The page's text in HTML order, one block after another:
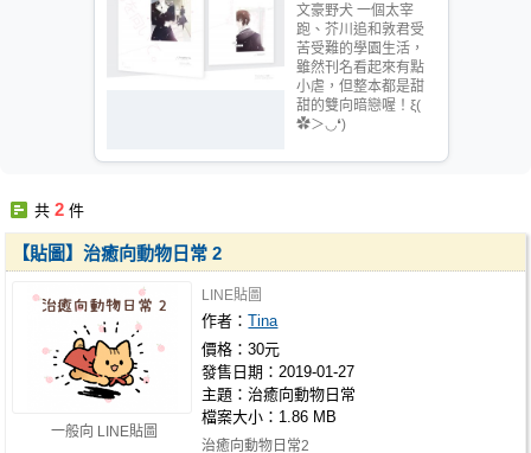
文豪野犬 一個太宰
跑、芥川追和敦君受
苦受難的學園生活，
雖然刊名看起來有點
小虐，但整本都是甜
甜的雙向暗戀喔！ξ(
✿＞◡❛)
共2 件
一般向 LINE貼圖
【貼圖】治癒向動物日常 2
LINE貼圖
作者：Tina
價格：30元
發售日期：2019-01-27
主題：治癒向動物日常
檔案大小：1.86 MB
治癒向動物日常2